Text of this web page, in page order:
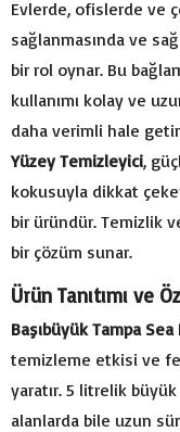
Evlerde, ofislerde ve
sağlanmasında ve
bir rol oynar. Bu
kullanımı kolay ve
daha verimli hale
Yüzey Temizleyici,
kokusuyla dikkat
bir üründür. Temizlik
bir çözüm sunar.
Ürün Tanıtımı ve
Başıbüyük Tampa
temizleme etkisi ve
yaratır. 5 litrelik
alanlarda bile uzun